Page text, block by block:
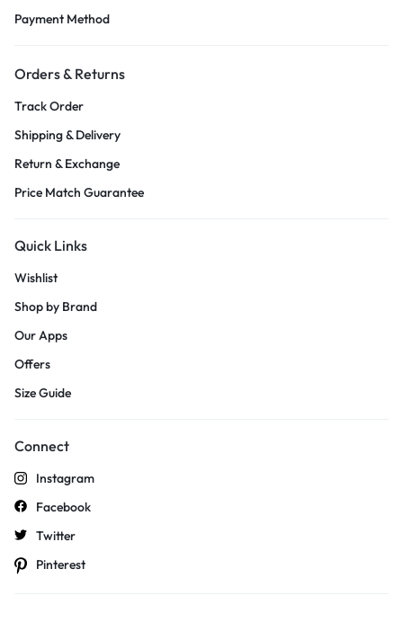
Payment Method
Orders & Returns
Track Order
Shipping & Delivery
Return & Exchange
Price Match Guarantee
Quick Links
Wishlist
Shop by Brand
Our Apps
Offers
Size Guide
Connect
Instagram
Facebook
Twitter
Pinterest